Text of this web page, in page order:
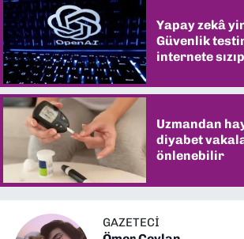
Yapay zekâ
Güvenlik
internete
Uzmandan
diyabet
önlenebilir
GAZETECİ